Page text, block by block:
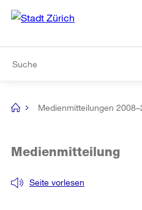
Navigation
[no
Medienmitteilungen
Seite vorlesen
Medienmitteilung